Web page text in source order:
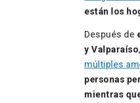
están los
Después de
y Valparaíso
múltiples
personas
mientras